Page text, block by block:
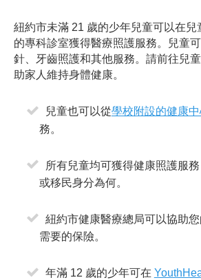
紐約市未滿 21 歲的少年兒童可以在兒
的專科診室獲得醫療照護服務。兒童
針、牙齒照護和其他服務。請前往兒
助家人維持身體健康。
兒童也可以從學校附設的健康
務。
所有兒童均可獲得健康照護服
或移民身分為何。
紐約市健康醫療總局可以協助
需要的保險。
年滿 12 歲的少年可在